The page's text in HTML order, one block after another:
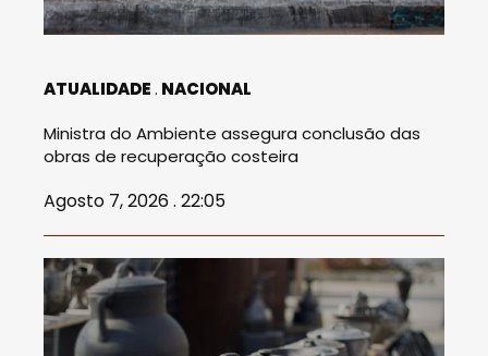
ATUALIDADE NACIONAL
Ministra do Ambiente assegura conclusão das
obras de recuperação costeira
Agosto 7, 2026 . 22:05